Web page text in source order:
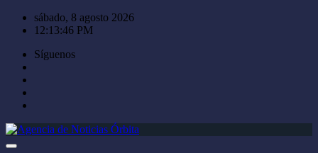
Saltar
sábado, 8 agosto 2026
12:13:46 PM
Síguenos